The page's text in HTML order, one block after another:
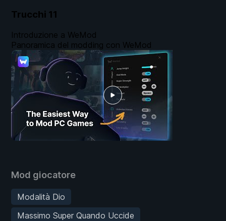
Trucchi 11
Mod giocatore
Modalità Dio
Massimo Super Quando Uccide
Introduzione a WeMod
Panoramica del modding con WeMod